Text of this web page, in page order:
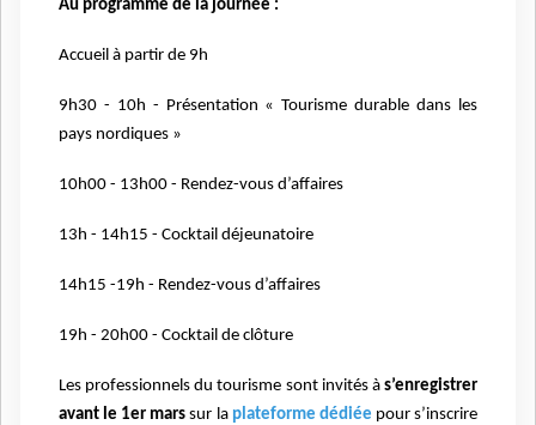
Au programme de la journée :
Accueil à partir de 9h
9h30 - 10h - Présentation « Tourisme durable dans les
pays nordiques »
10h00 - 13h00 - Rendez-vous d’affaires
13h - 14h15 - Cocktail déjeunatoire
14h15 -19h - Rendez-vous d’affaires
19h - 20h00 - Cocktail de clôture
Les professionnels du tourisme sont invités à s’enregistrer
avant le 1er marssur la plateforme dédiée pour s’inscrire